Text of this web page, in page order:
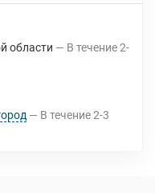
области В течение2-
В течение2-3